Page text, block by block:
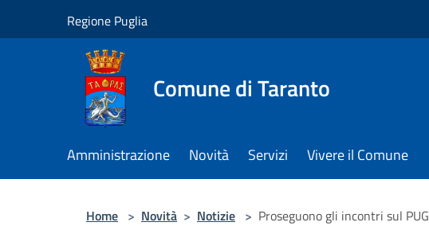
Regione Puglia
Comune di Taranto
Amministrazione Novità Servizi Vivere il Comune
Home > Novità > Notizie > Proseguono gli incontri sul PUG